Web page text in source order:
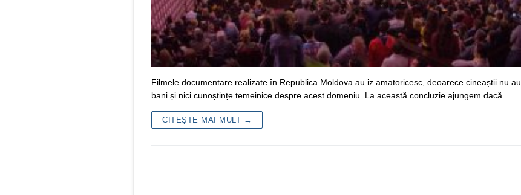
Filmele documentare realizate în Republica Moldova au iz amatoricesc, deoarece cineaștii nu au
bani și nici cunoștințe temeinice despre acest domeniu. La această concluzie ajungem dacă…
CITEȘTE MAI MULT →